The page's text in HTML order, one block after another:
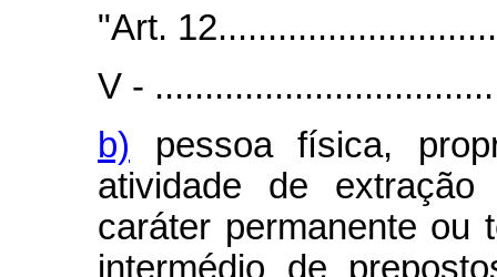
"Art.
V -
b) pessoa física,
atividade de
caráter permanente ou
intermédio de